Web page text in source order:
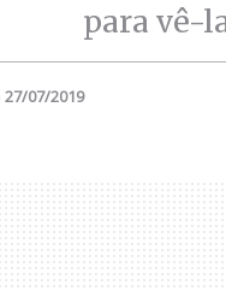
para vê-
27/07/2019